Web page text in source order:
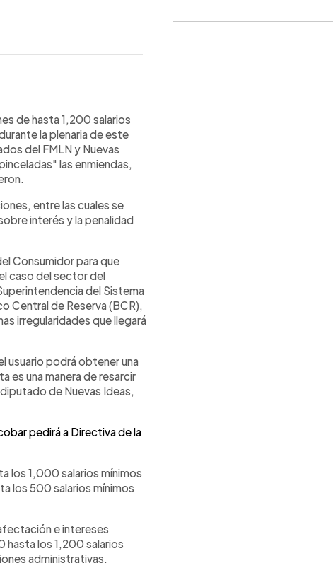
de hasta 1,200 salarios
la plenaria de este
del FMLN y Nuevas
las enmiendas,
entre las cuales se
interés y la penalidad
Consumidor para que
caso del sector del
del Sistema
Central de Reserva (BCR),
irregularidades que llegará
usuario podrá obtener una
es una manera de resarcir
de Nuevas Ideas,
pedirá a Directiva de la
los 1,000 salarios mínimos
los 500 salarios mínimos
e intereses
los 1,200 salarios
administrativas.